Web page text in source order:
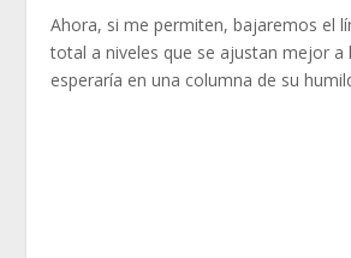
Ahora, si me permiten, bajaremos el
total a niveles que se ajustan mejor a
esperaría en una columna de su